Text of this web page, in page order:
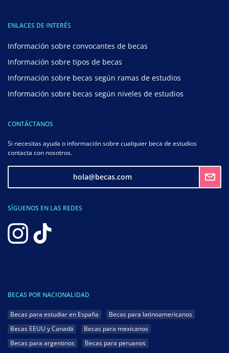
ENLACES DE INTERÉS
Información sobre convocantes de becas
Información sobre tipos de becas
Información sobre becas según ramas de estudios
Información sobre becas según niveles de estudios
CONTÁCTANOS
Si necesitas ayuda o información sobre cualquier beca de estudios
contacta con nosotros.
hola@becas.com
SÍGUENOS EN LAS REDES
BECAS POR NACIONALIDAD
Becas para estudiar en España
Becas para latinoamericanos
Becas EEUU y Canadá
Becas para mexicanos
Becas para argentinos
Becas para peruanos